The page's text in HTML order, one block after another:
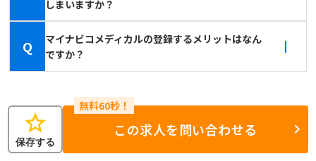
しまいますか？
Q
マイナビコメディカルの登録するメリットはなん
ですか？
star
保存する
この求人を問い合わせる